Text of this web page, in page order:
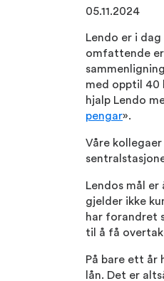
05.11.2024
Lendo er i
omfattende
med opptil 40
hjalp Lendo
pengar».
Våre
Lendos mål
gjelder ikke
har forandret
til å få
På bare ett år
lån. Det er